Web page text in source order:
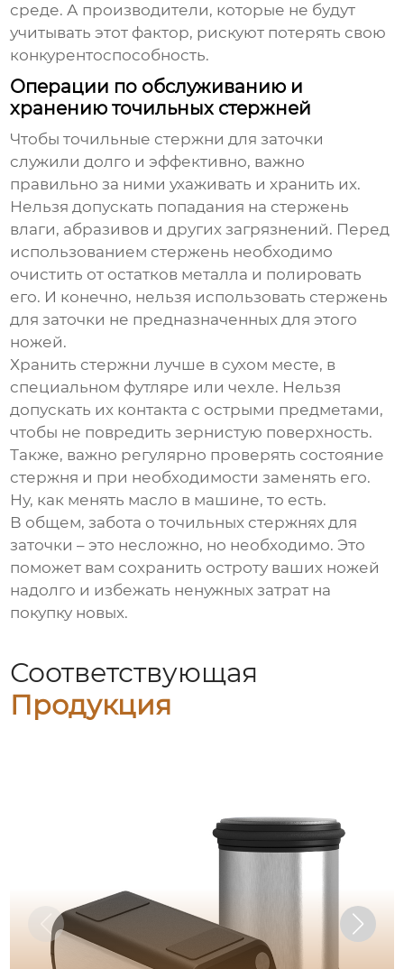
среде. А производители, которые не будут
учитывать этот фактор, рискуют потерять свою
конкурентоспособность.
Операции по обслуживанию и
хранению точильных стержней
Чтобыточильные стержни для заточки
служили долго и эффективно, важно
правильно за ними ухаживать и хранить их.
Нельзя допускать попадания на стержень
влаги, абразивов и других загрязнений. Перед
использованием стержень необходимо
очистить от остатков металла и полировать
его. И конечно, нельзя использовать стержень
для заточки не предназначенных для этого
ножей.
Хранить стержни лучше в сухом месте, в
специальном футляре или чехле. Нельзя
допускать их контакта с острыми предметами,
чтобы не повредить зернистую поверхность.
Также, важно регулярно проверять состояние
стержня и при необходимости заменять его.
Ну, как менять масло в машине, то есть.
В общем, забота оточильных стержнях для
заточки – это несложно, но необходимо. Это
поможет вам сохранить остроту ваших ножей
надолго и избежать ненужных затрат на
покупку новых.
Соответствующая
Продукция